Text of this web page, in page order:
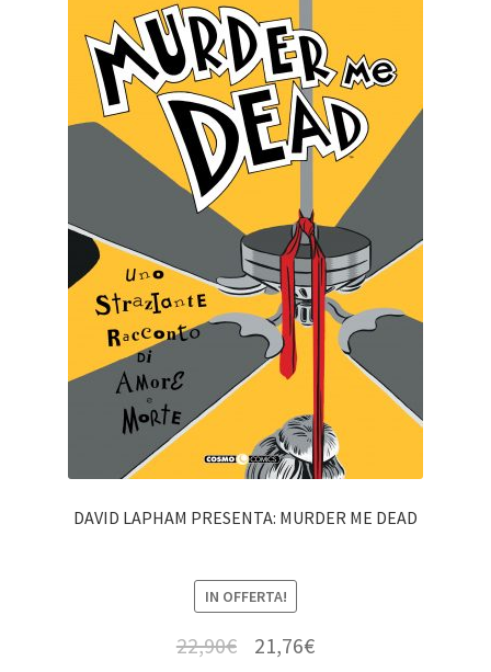
DAVID LAPHAM PRESENTA: MURDER ME DEAD
IN OFFERTA!
22,90€ 21,76€